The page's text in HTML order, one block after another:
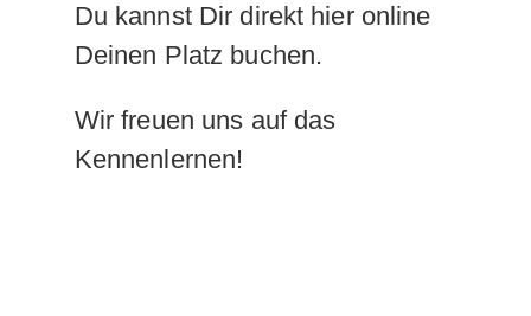
Du kannst Dir direkt hier online
Deinen Platz buchen.
Wir freuen uns auf das
Kennenlernen!